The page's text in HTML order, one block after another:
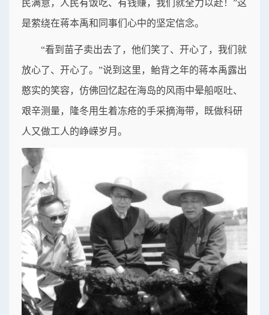
民满意，人民有饭吃、有钱赚，我们就全力以赴！”这
是萦绕在蒋本禹和同事们心中的坚定信念。
“看到苗子卖出去了，他们笑了、开心了，我们就
放心了、开心了。”说到这里，鲐背之年的蒋本禹露出
憨实的笑容，仿佛回忆起在海岛的风雨中晕船呕吐、
艰辛测量，隆冬用生着冻疮的手采摘海带，既做科研
人又做工人的峥嵘岁月。